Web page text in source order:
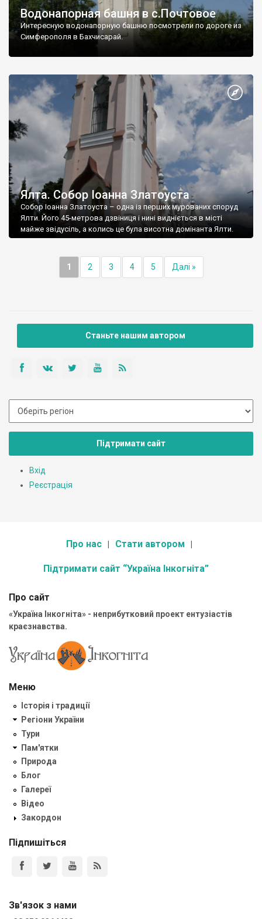
Водонапорная башня в с.Почтовое
Интересную водонапорную башню посмотрели по дороге из
Симферополя в Бахчисарай.
Ялта. Собор Іоанна Златоуста
Собор Іоанна Златоуста – одна із перших мурованих споруд
Ялти. Його 45-метрова дзвіниця і нині видніється в місті
майже звідусіль, а колись це була висотна домінанта Ялти.
1 2 3 4 5 Далі »
Станьте нашим автором
Підтримати сайт
Вхід
Реєстрація
Про нас Стати автором
Підтримати сайт “Україна Інкогніта”
Про сайт
«Україна Інкогніта» - неприбутковий проект ентузіастів
краєзнавства.
Меню
Історія і традиції
Регіони України
Тури
Пам'ятки
Природа
Блог
Галереї
Відео
Закордон
Підпишіться
Зв'язок з нами